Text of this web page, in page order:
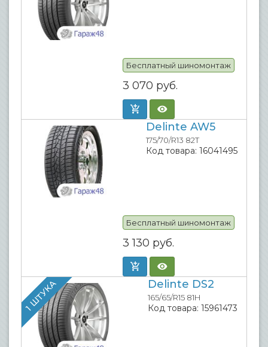
Бесплатный шиномонтаж
3 070 руб.
Delinte AW5
175/70/R13 82T
Код товара: 16041495
Бесплатный шиномонтаж
3 130 руб.
1 ШТУКА Delinte DS2
165/65/R15 81H
Код товара: 15961473